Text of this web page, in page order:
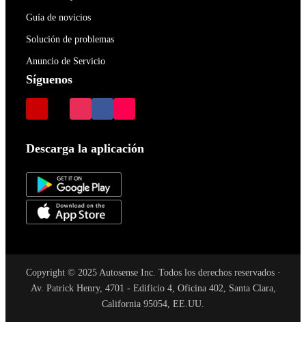
Guía de novicios
Solución de problemas
Anuncio de Servicio
Síguenos
Descarga la aplicación
Copyright © 2025 Autosense Inc. Todos los derechos reservados ·
Av. Patrick Henry, 4701 - Edificio 4, Oficina 402, Santa Clara,
California 95054, EE.UU.